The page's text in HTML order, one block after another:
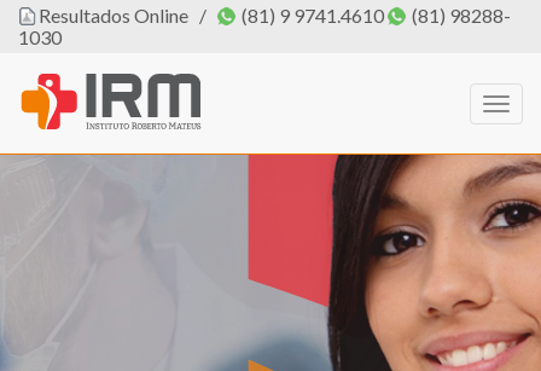
Resultados Online / (81) 9 9741.4610
(81) 98288-
1030